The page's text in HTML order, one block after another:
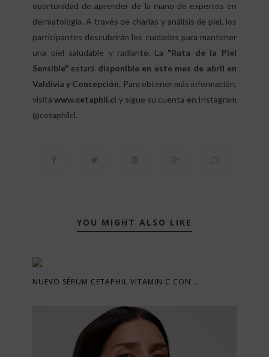
oportunidad de aprender de la mano de expertos en
dermatología. A través de charlas y análisis de piel, los
participantes descubrirán los cuidados para mantener
una piel saludable y radiante. La "Ruta de la Piel
Sensible" estará disponible en este mes de abril en
Valdivia y Concepción. Para obtener más información,
visitawww.cetaphil.cl y sigue su cuenta en Instagram
@cetaphilcl.
YOU MIGHT ALSO LIKE
NUEVO SÉRUM CETAPHIL VITAMIN C CON ...